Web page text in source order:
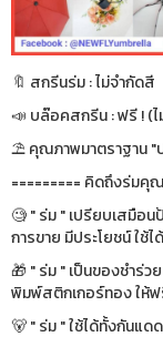
🔖 สกรีนร่ม : ไม่จำกัดสี
📣 บล๊อคสกรีน : ฟรี ! (ไ
⛱ คุณภาพมาตราฐาน "
========= คิดถึงร่มคุ
🧐 " ร่ม " เปรียบเสมือ
การขาย มีประโยชน์ ใช้ไ
🎁 " ร่ม " เป็นของชำร่
พิมพ์สติกเกอร์ทอง ให้ฟ
🐻 " ร่ม " ใช้ได้ทั้งกันแ